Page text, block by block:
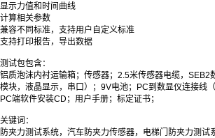
显示力值和时间曲线
计算相关参数
兼容不同标准，支持用户自定义标准
支持打印报告，导出数据
测试包包含：
铝质泡沫内衬运输箱；传感器；2.5米传感器电缆，SEB2
模块，液晶显示，串口）；9V电池；PC到数显仪连接线
PC端软件安装CD；用户手册；标定证书；
关键词：
防夹力测试系统，汽车防夹力传感器，电梯门防夹力测试